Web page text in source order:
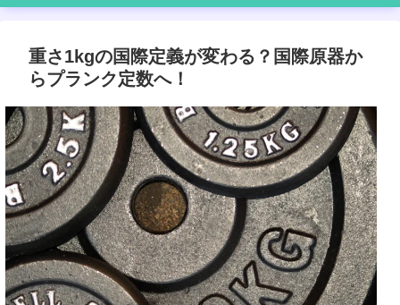
重さ1kgの国際定義が変わる？国際原器か
らプランク定数へ！